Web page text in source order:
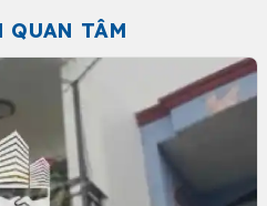
QUAN TÂM